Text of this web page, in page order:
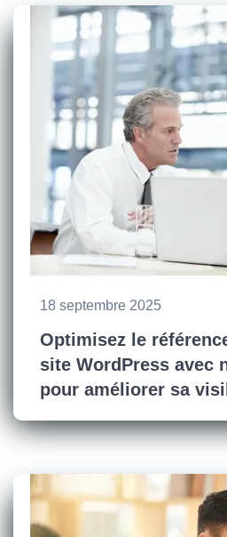
18 septembre 2025
Optimisez le
site WordPress avec
pour améliorer sa